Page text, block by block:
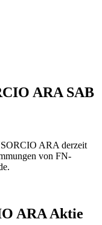
ARA SAB
ARA derzeit
von FN-
ARA Aktie